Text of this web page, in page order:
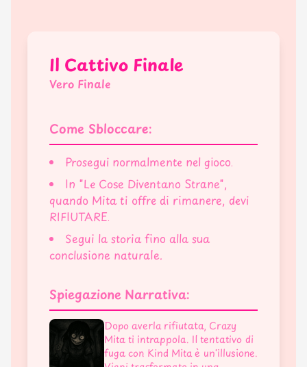
Il Cattivo Finale
Vero Finale
Come Sbloccare:
Prosegui normalmente nel gioco.
In "Le Cose Diventano Strane",
quando Mita ti offre di rimanere, devi
RIFIUTARE.
Segui la storia fino alla sua
conclusione naturale.
Spiegazione Narrativa:
Dopo averla rifiutata, Crazy
Mita ti intrappola. Il tentativo di
fuga con Kind Mita è un'illusione.